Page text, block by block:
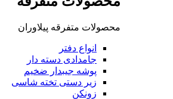
محصولات متفرقه پیلاوران
انواع دفتر
جامدادی دسته دار
پوشه جیبدار ضخیم
زیر دستی تخته شاسی
زونکن